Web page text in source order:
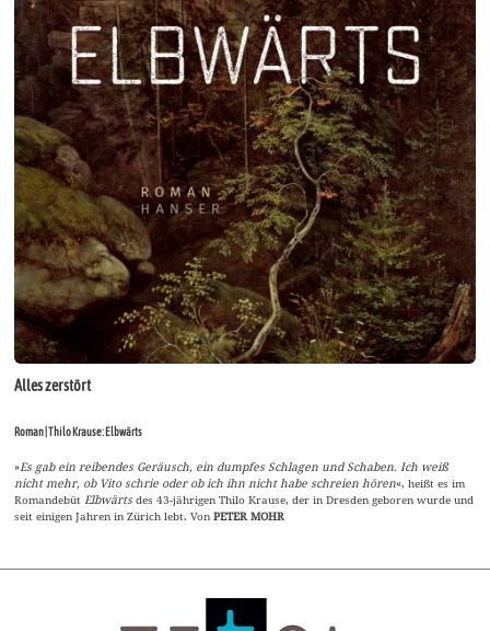
Alles zerstört
Roman | Thilo Krause: Elbwärts
»Es gab ein reibendes Geräusch, ein dumpfes Schlagen und Schaben. Ich weiß
nicht mehr, ob Vito schrie oder ob ich ihn nicht habe schreien hören«, heißt es im
RomandebütElbwärts des 43-jährigen Thilo Krause, der in Dresden geboren wurde und
seit einigen Jahren in Zürich lebt. VonPETER MOHR